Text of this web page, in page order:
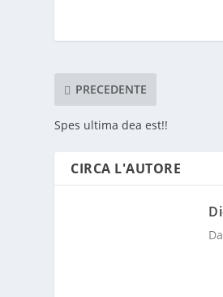
PRECEDENTE
Spes ultima dea est!!
CIRCA L'AUTORE